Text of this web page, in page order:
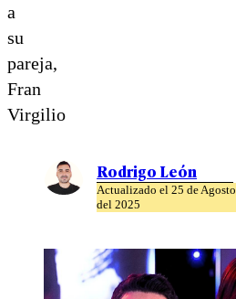
a
su
pareja,
Fran
Virgilio
Rodrigo León
Actualizado el 25 de Agosto
del 2025